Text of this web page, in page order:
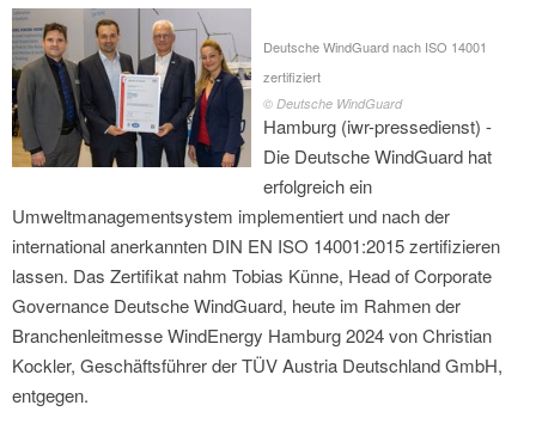
Deutsche WindGuard nach ISO 14001
zertifiziert
© Deutsche WindGuard
Hamburg (iwr-pressedienst) -
Die Deutsche WindGuard hat
erfolgreich ein
Umweltmanagementsystem implementiert und nach der
international anerkannten DIN EN ISO 14001:2015 zertifizieren
lassen. Das Zertifikat nahm Tobias Künne, Head of Corporate
Governance Deutsche WindGuard, heute im Rahmen der
Branchenleitmesse WindEnergy Hamburg 2024 von Christian
Kockler, Geschäftsführer der TÜV Austria Deutschland GmbH,
entgegen.